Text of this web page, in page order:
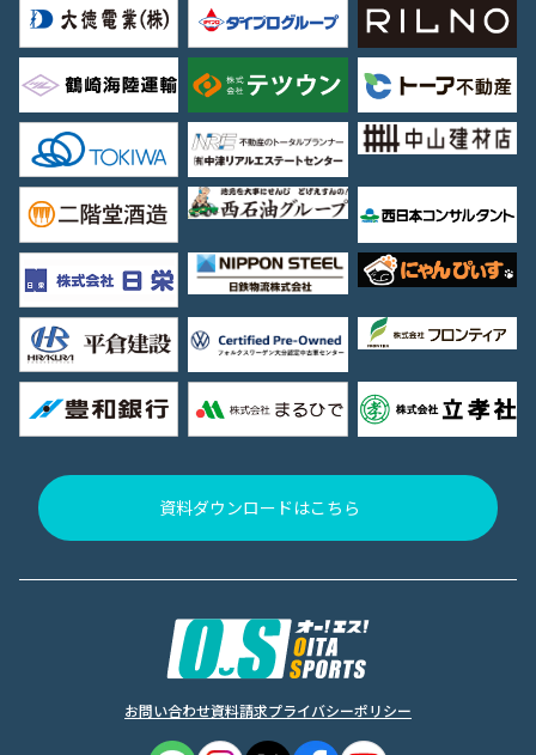
資料ダウンロードはこちら
お問い合わせ資料請求プライバシーポリシー